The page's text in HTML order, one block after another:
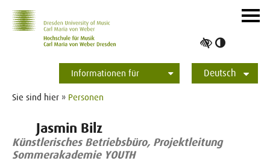
Informationen für
Deutsch
ein-/
Sie sind hier » Personen
Jasmin Bilz
Künstlerisches Betriebsbüro, Projektleitung
Sommerakademie YOUTH